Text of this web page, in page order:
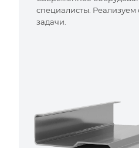
специалисты.
задачи.